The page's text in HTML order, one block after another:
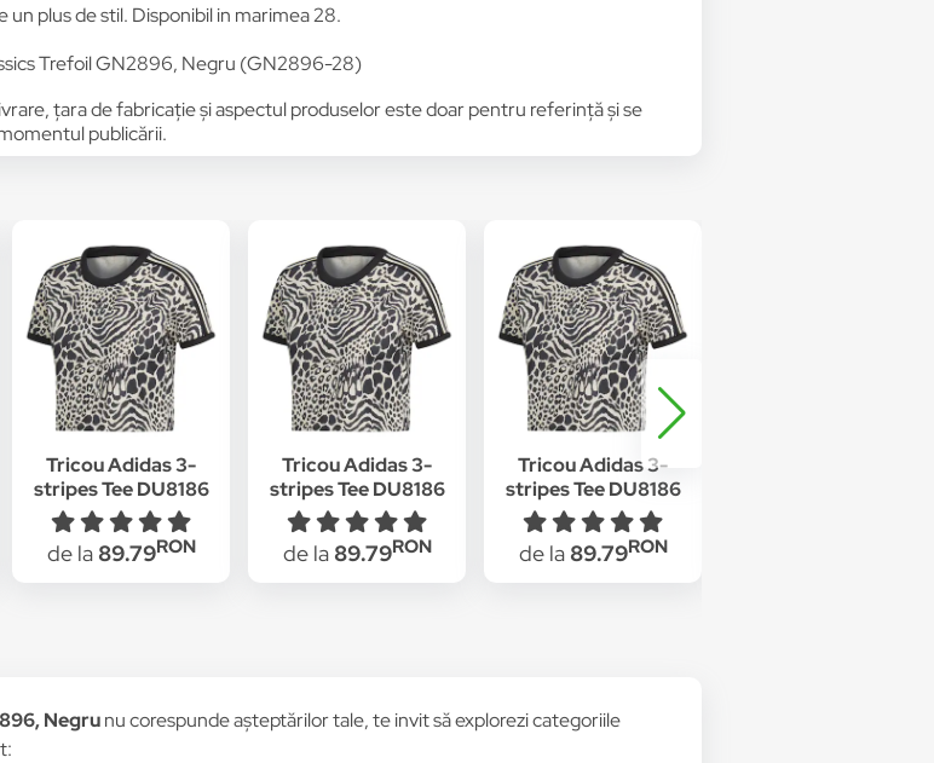
plus de stil. Disponibil in marimea 28.
Trefoil GN2896, Negru (GN2896-28)
țara de fabricație și aspectul produselor este doar pentru referință și se
publicării.
Tricou Adidas 3-
stripes Tee DU8186
Femei Negru 38
de la 89.79RON
Tricou Adidas 3-
stripes Tee DU8186
Femei Negru 36
de la 89.79RON
Tricou Adidas 3-
stripes Tee DU8186
Femei Negru 34
de la 89.79RON
Negrunu corespunde așteptărilor tale, te invit să explorezi categoriile